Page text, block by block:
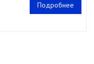
Подробнее